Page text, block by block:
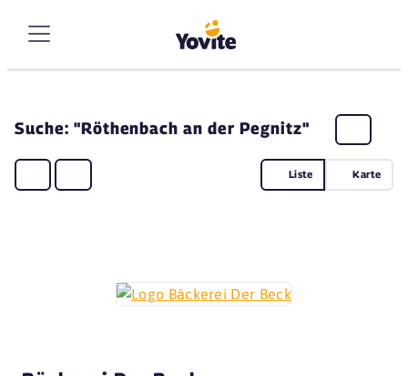
Suche: "Röthenbach an der Pegnitz"
Liste Karte